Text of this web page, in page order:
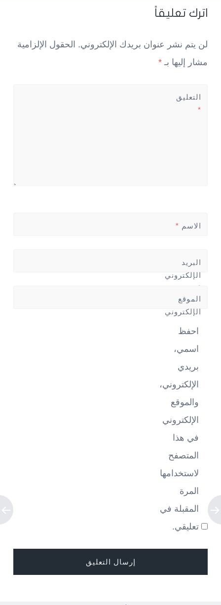
navigation
اترك تعليقاً
لن يتم نشر عنوان بريدك الإلكتروني. الحقول الإلزامية
مشار إليها بـ *
التعليق
*
الاسم *
البريد
الإلكتروني
*
الموقع
الإلكتروني
احفظ
اسمي،
بريدي
الإلكتروني،
والموقع
الإلكتروني
في هذا
المتصفح
لاستخدامها
المرة
المقبلة في
تعليقي.